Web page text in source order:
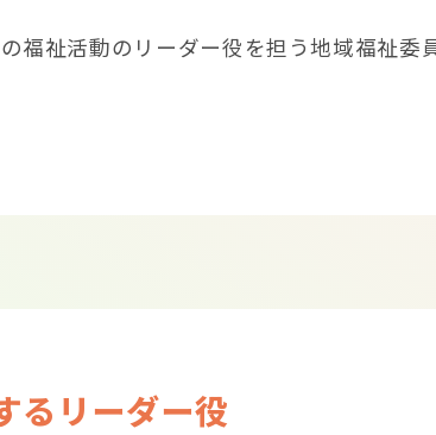
福祉活動のリーダー役を担う地域福祉
るリーダー役